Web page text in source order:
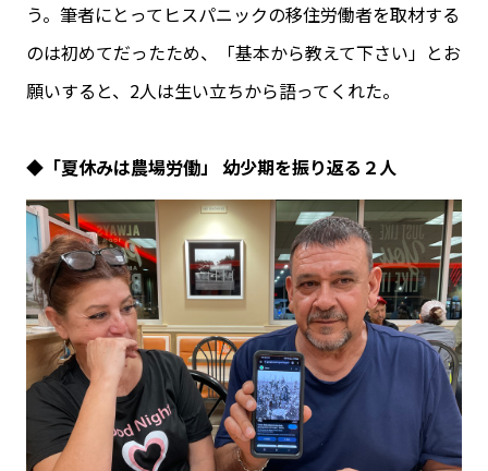
う。筆者にとってヒスパニックの移住労働者を取材する
のは初めてだったため、「基本から教えて下さい」とお
願いすると、2人は生い立ちから語ってくれた。
◆「夏休みは農場労働」 幼少期を振り返る２人